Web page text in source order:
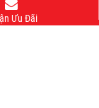
thông minh
Ưu Đãi